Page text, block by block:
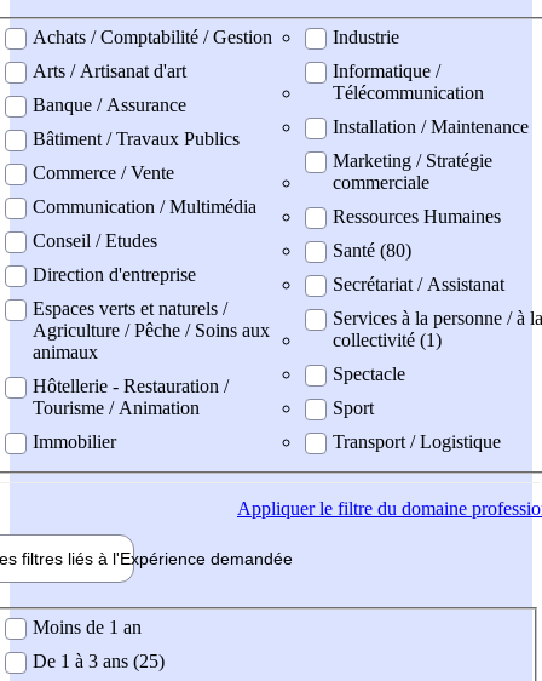
professionel
Achats / Comptabilité / Gestion
Arts / Artisanat d'art
Banque / Assurance
Bâtiment / Travaux Publics
Commerce / Vente
Communication / Multimédia
Conseil / Etudes
Direction d'entreprise
Espaces verts et naturels /
Agriculture / Pêche / Soins aux
animaux
Hôtellerie - Restauration /
Tourisme / Animation
Immobilier
Industrie
Informatique /
Télécommunication
Installation / Maintenance
Marketing / Stratégie
commerciale
Ressources Humaines
Santé (80)
Secrétariat / Assistanat
Services à la personne / à la
collectivité (1)
Spectacle
Sport
Transport / Logistique
Appliquerle filtre du domaine
filtres liés à l'Expérience demandée
demandée
Moins de 1 an
De 1 à 3 ans (25)